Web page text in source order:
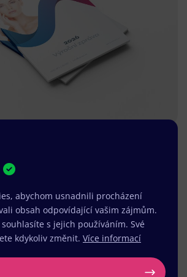
abychom usnadnili procházení
obsah odpovídající vašim zájmům.
s jejich používáním. Své
kdykoliv změnit. Více informací